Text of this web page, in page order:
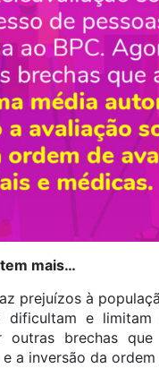
mais…
prejuízos à
dificultam e
outras brechas
a inversão da